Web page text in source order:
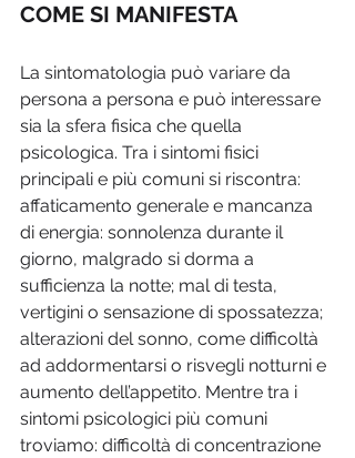
COME SI MANIFESTA
La sintomatologia può variare da
persona a persona e può interessare
sia la sfera fisica che quella
psicologica. Tra i sintomi fisici
principali e più comuni si riscontra:
affaticamento generale e mancanza
di energia: sonnolenza durante il
giorno, malgrado si dorma a
sufficienza la notte; mal di testa,
vertigini o sensazione di spossatezza;
alterazioni del sonno, come difficoltà
ad addormentarsi o risvegli notturni e
aumento dell’appetito. Mentre tra i
sintomi psicologici più comuni
troviamo: difficoltà di concentrazione